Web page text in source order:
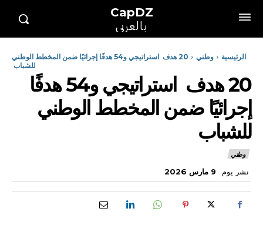
CapDZ
بالعربي
الرئيسية وطني
20 هدف استراتيجي و54 هدفًا إجرائيًا ضمن المخطط الوطني
للشباب
20 هدف استراتيجي و54 هدفًا
إجرائيًا ضمن المخطط الوطني
للشباب
وطني
نشر يوم 9 مارس 2026